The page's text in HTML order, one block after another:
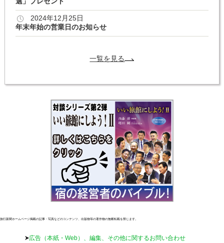
2024年12月25日
年末年始の営業日のお知らせ
一覧を見る
旅行新聞ホームページ掲載の記事・写真などのコンテンツ、出版物等の著作物の無断転載を禁じます。
広告（本紙・Web）、編集、その他に関するお問い合わせ